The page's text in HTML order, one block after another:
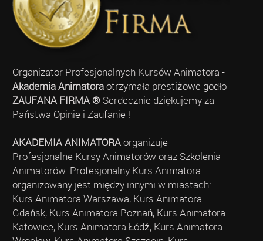
Organizator Profesjonalnych Kursów Animatora -
Akademia Animatoraotrzymała prestiżowe godło
ZAUFANA FIRMA ®Serdecznie dziękujemy za
Państwa Opinie i Zaufanie !
AKADEMIA ANIMATORAorganizuje
Profesjonalne Kursy Animatorów oraz Szkolenia
Animatorów. Profesjonalny Kurs Animatora
organizowany jest między innymi w miastach:
Kurs Animatora Warszawa, Kurs Animatora
Gdańsk, Kurs Animatora Poznań, Kurs Animatora
Katowice, Kurs Animatora Łódź, Kurs Animatora